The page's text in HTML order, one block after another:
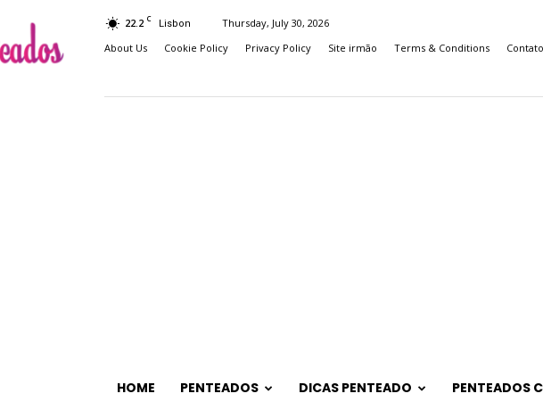
22.2 C Lisbon
Thursday, July 30, 2026
About Us
Cookie Policy Privacy Policy Site irmão Terms & Conditions Contato
HOME PENTEADOS DICAS PENTEADO PENTEADOS